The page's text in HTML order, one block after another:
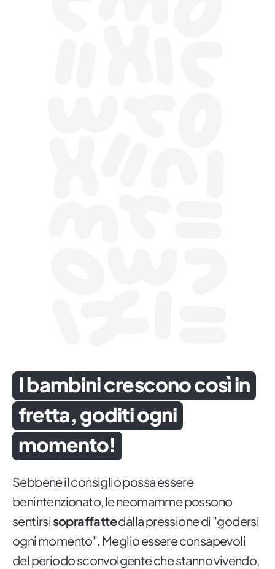
I bambini crescono così in
fretta, goditi ogni
momento!
Sebbene il consiglio possa essere
benintenzionato, le neomamme possono
sentirsisopraffattedalla pressione di "godersi
ogni momento". Meglio essere consapevoli
del periodo sconvolgente che stanno vivendo,